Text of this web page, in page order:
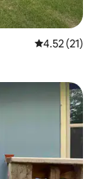
Calificación
4.52 (21)